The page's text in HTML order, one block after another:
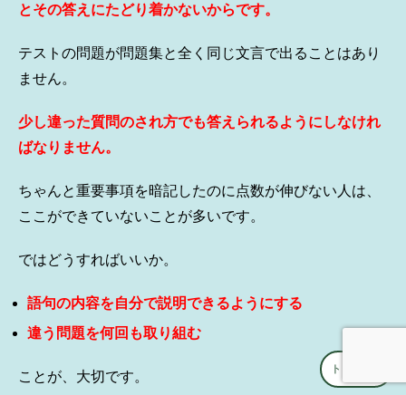
とその答えにたどり着かないからです。
テストの問題が問題集と全く同じ文言で出ることはあり
ません。
少し違った質問のされ方でも答えられるようにしなけれ
ばなりません。
ちゃんと重要事項を暗記したのに点数が伸びない人は、
ここができていないことが多いです。
ではどうすればいいか。
語句の内容を自分で説明できるようにする
違う問題を何回も取り組む
ことが、大切です。 トップへ